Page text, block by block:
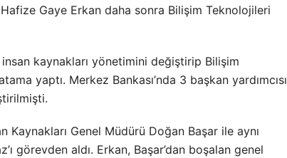
Gaye Erkan daha sonra Bilişim Teknolojileri
kaynakları yönetimini değiştirip Bilişim
yaptı. Merkez Bankası’nda 3 başkan yardımcısı
Kaynakları Genel Müdürü Doğan Başar ile aynı
görevden aldı. Erkan, Başar’dan boşalan genel